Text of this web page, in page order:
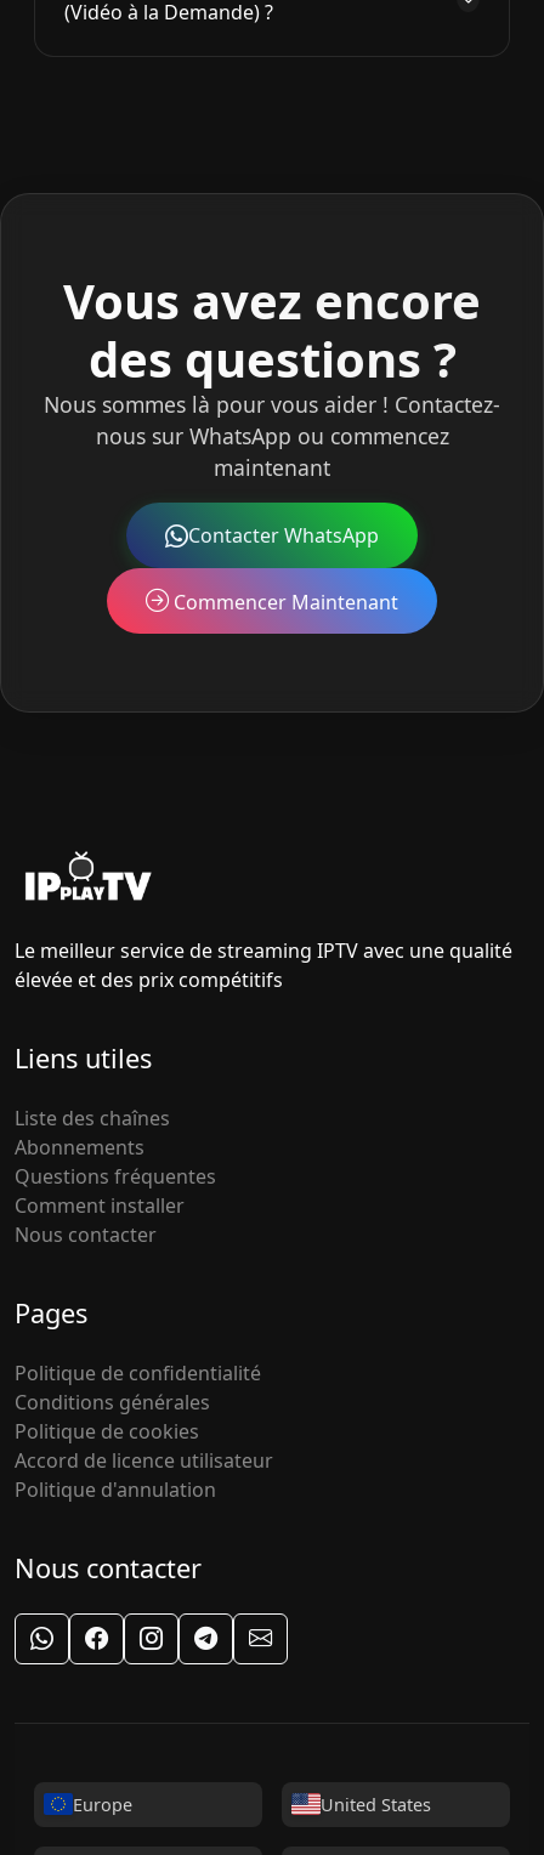
Tous les paiements sont sécurisés et cryptés.
Plan Standard : 2 appareils
Plan Standard : 3 appareils
(Vidéo à la Demande) ?
contenus VOD sont disponibles en qualité
Vous avez encore
des questions ?
Nous sommes là pour vous aider ! Contactez-
nous sur WhatsApp ou commencez
maintenant
Contacter WhatsApp
Commencer Maintenant
Le meilleur service de streaming IPTV avec une qualité
élevée et des prix compétitifs
Liens utiles
Liste des chaînes
Abonnements
Questions fréquentes
Comment installer
Nous contacter
Pages
Politique de confidentialité
Conditions générales
Politique de cookies
Accord de licence utilisateur
Politique d'annulation
Nous contacter
Support WhatsApp
FacebookInstagram
TelegramSupport par e-mail
Europe United States